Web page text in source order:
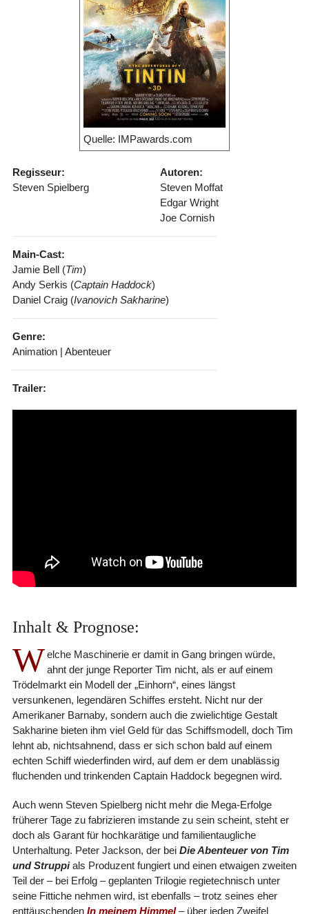
Quelle: IMPawards.com
Regisseur:
Steven Spielberg
Autoren:
Steven Moffat
Edgar Wright
Joe Cornish
Main-Cast:
Jamie Bell (Tim)
Andy Serkis (Captain Haddock)
Daniel Craig (Ivanovich Sakharine)
Genre:
Animation | Abenteuer
Trailer:
Inhalt & Prognose:
W elche Maschinerie er damit in Gang bringen würde,
ahnt der junge Reporter Tim nicht, als er auf einem
Trödelmarkt ein Modell der „Einhorn“, eines längst
versunkenen, legendären Schiffes ersteht. Nicht nur der
Amerikaner Barnaby, sondern auch die zwielichtige Gestalt
Sakharine bieten ihm viel Geld für das Schiffsmodell, doch Tim
lehnt ab, nichtsahnend, dass er sich schon bald auf einem
echten Schiff wiederfinden wird, auf dem er dem unablässig
fluchenden und trinkenden Captain Haddock begegnen wird.
Auch wenn Steven Spielberg nicht mehr die Mega-Erfolge
früherer Tage zu fabrizieren imstande zu sein scheint, steht er
doch als Garant für hochkarätige und familientaugliche
Unterhaltung. Peter Jackson, der bei Die Abenteuer von Tim
und Struppials Produzent fungiert und einen etwaigen zweiten
Teil der – bei Erfolg – geplanten Trilogie regietechnisch unter
seine Fittiche nehmen wird, ist ebenfalls – trotz seines eher
enttäuschenden In meinem Himmel– über jeden Zweifel